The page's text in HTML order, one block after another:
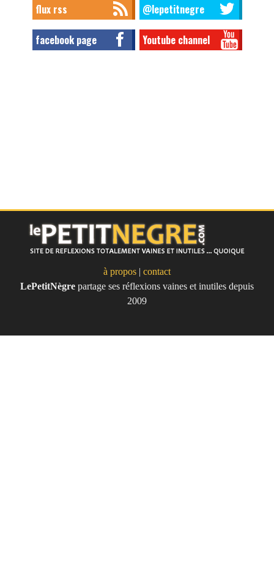
flux rss @lepetitnegre
facebook page Youtube channel
Le Petit Nègre
à propos | contact
LePetitNègre partage ses réflexions vaines et inutiles depuis
2009